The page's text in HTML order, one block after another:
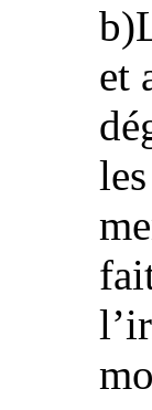
et